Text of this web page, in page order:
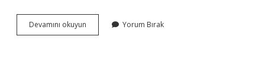
Devamını okuyun
Tavuğu
Yorum Bırak